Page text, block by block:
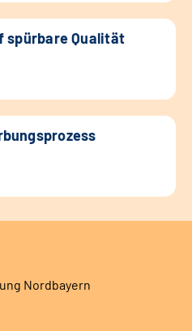
spürbare Qualität
Nordbayern